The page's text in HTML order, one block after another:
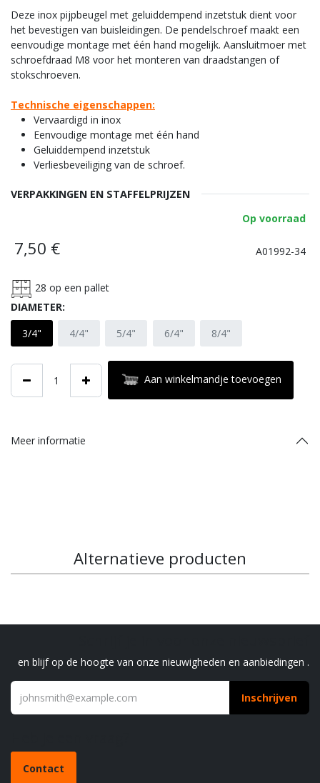
Deze inox pijpbeugel met geluiddempend inzetstuk dient voor
het bevestigen van buisleidingen. De pendelschroef maakt een
eenvoudige montage met één hand mogelijk. Aansluitmoer met
schroefdraad M8 voor het monteren van draadstangen of
stokschroeven.
Technische eigenschappen:
Vervaardigd in inox
Eenvoudige montage met één hand
Geluiddempend inzetstuk
Verliesbeveiliging van de schroef.
VERPAKKINGEN EN STAFFELPRIJZEN
Op voorraad
7,50 € A01992-34
28 op een pallet
DIAMETER:
3/4"
4/4" 5/4" 6/4" 8/4"
Aan winkelmandje toevoegen
Meer informatie
Alternatieve producten
en blijf op de hoogte van onze nieuwigheden en aanbiedingen .
Inschrijven
Contact